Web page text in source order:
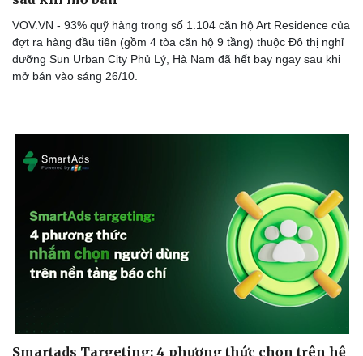
VOV.VN - 93% quỹ hàng trong số 1.104 căn hộ Art Residence của
đợt ra hàng đầu tiên (gồm 4 tòa căn hộ 9 tầng) thuộc Đô thị nghỉ
dưỡng Sun Urban City Phủ Lý, Hà Nam đã hết bay ngay sau khi
mở bán vào sáng 26/10.
Smartads Targeting: 4 phương thức chọn trên hệ